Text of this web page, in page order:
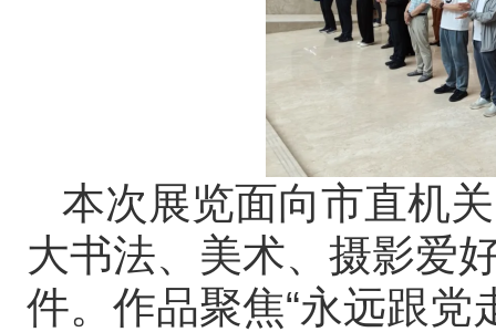
本次展览面向市直机
大书法、美术、摄影爱
件。作品聚焦“永远跟党